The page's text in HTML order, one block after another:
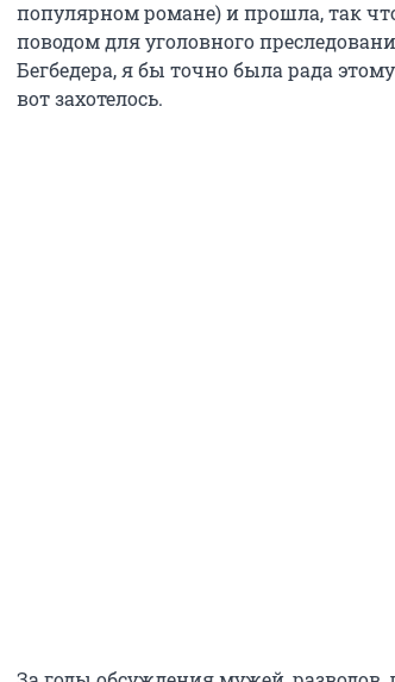
популярном романе) и прошла, так
поводом для уголовного
Бегбедера, я бы точно была рада
вот захотелось.